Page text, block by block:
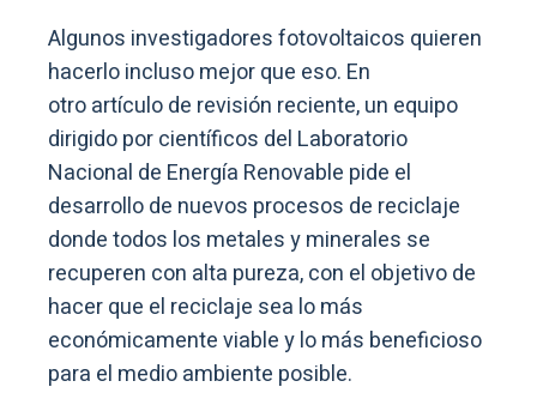
Algunos investigadores fotovoltaicos quieren
hacerlo incluso mejor que eso. En
otro artículo de revisión reciente, un equipo
dirigido por científicos del Laboratorio
Nacional de Energía Renovable pide el
desarrollo de nuevos procesos de reciclaje
donde todos los metales y minerales se
recuperen con alta pureza, con el objetivo de
hacer que el reciclaje sea lo más
económicamente viable y lo más beneficioso
para el medio ambiente posible.